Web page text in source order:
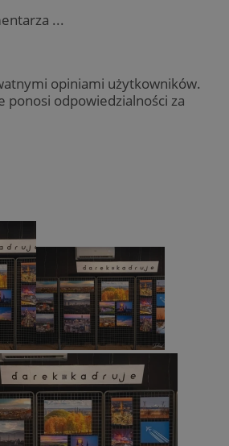
...
opiniami użytkowników.
ponosi odpowiedzialności za